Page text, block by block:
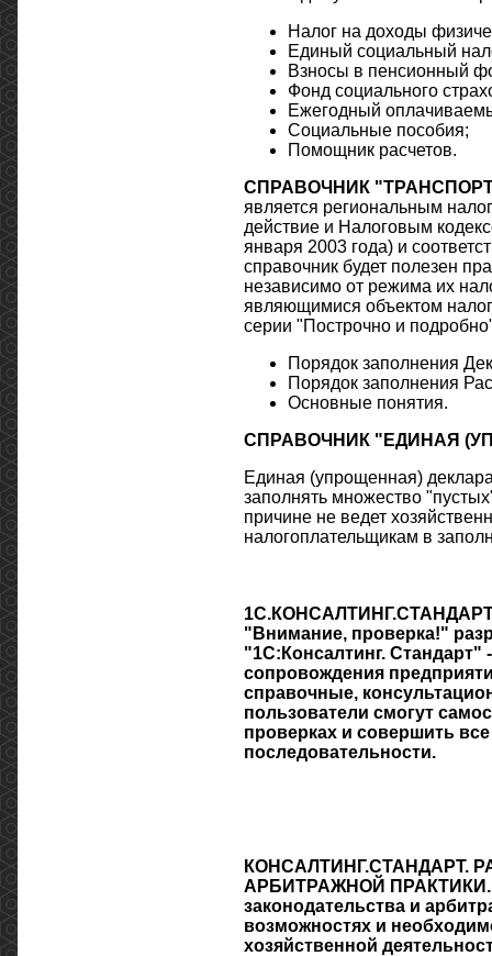
Налог на доходы
Единый социальный
Взносы в пенсионный
Фонд социального
Ежегодный
Социальные пособия;
Помощник расчетов.
СПРАВОЧНИК
является региональным
действие и Налоговым
января 2003 года) и
справочник будет полезен
независимо от режима их
являющимися объектом
серии "Построчно и
Порядок заполнения
Порядок заполнения
Основные понятия.
СПРАВОЧНИК "ЕДИНАЯ
Единая (упрощенная)
заполнять множество
причине не ведет
налогоплательщикам в
"Внимание, проверка!"
"1С:Консалтинг. Стандарт"
сопровождения
справочные,
пользователи смогут
проверках и совершить
последовательности.
КОНСАЛТИНГ.СТАНДАРТ.
АРБИТРАЖНОЙ ПРАКТИКИ.
законодательства и
возможностях и
хозяйственной